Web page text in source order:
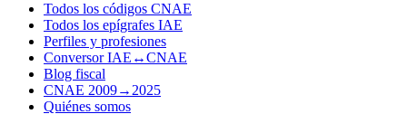
Todos los códigos CNAE
Todos los epígrafes IAE
Perfiles y profesiones
Conversor IAE↔CNAE
Blog fiscal
CNAE 2009→2025
Quiénes somos